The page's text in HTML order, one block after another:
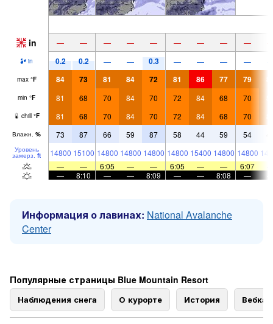
in — — — — — — — — —
in 0.2 0.2 — — 0.3 — — — —
max °F 84 73 81 84 72 81 86 77 79
min °F 81 68 70 84 70 72 84 68 70
chill °F 81 68 70 84 70 72 84 68 70
Влажн. % 73 87 66 59 87 58 44 59 54
Уровень
замерз. ft 14800 15100 14800 14800 14800 14800 15400 14800 14800
—
— 6:05 — — 6:05 — — 6:07
—
8:10 — — 8:09 — — 8:08 —
Информация о лавинах: National Avalanche
Center
Популярные страницы Blue Mountain Resort
Наблюдения снега О курорте История